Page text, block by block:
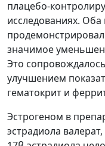
плацебо-
исследованиях. Оба
значимое
Это
улучшением
гематокрит и
Эстрогеном в
эстрадиола